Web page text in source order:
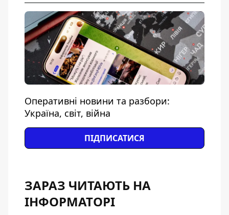
Оперативні новини та разбори:
Україна, світ, війна
ПІДПИСАТИСЯ
ЗАРАЗ ЧИТАЮТЬ НА
ІНФОРМАТОРІ